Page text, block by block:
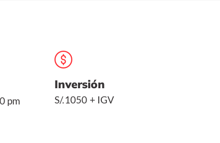
pm
Inversión
S/.1050 + IGV